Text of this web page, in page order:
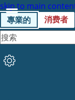
skip to main
專業的
消费者